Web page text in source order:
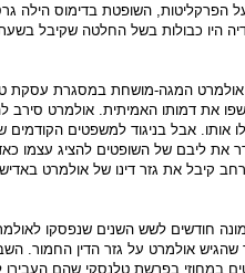
הפרקליטות, השופטת בדימוס הילה
היו כבולות בשל החלטה שקיבל
אולמרט המגה-מושחת במסגרת עסקת
את דמותו האמיתית. אולמרט סירב
אבל בניגוד למשפטים הקודמים
את ליבם של השופטים להציג עצמו
קיבל את גזר דינו של אולמרט
חודשים לשש השנים שנפסקו
אולמרט על גזר הדין החמור.
במחוזי בפרשת טלנסקי שהם